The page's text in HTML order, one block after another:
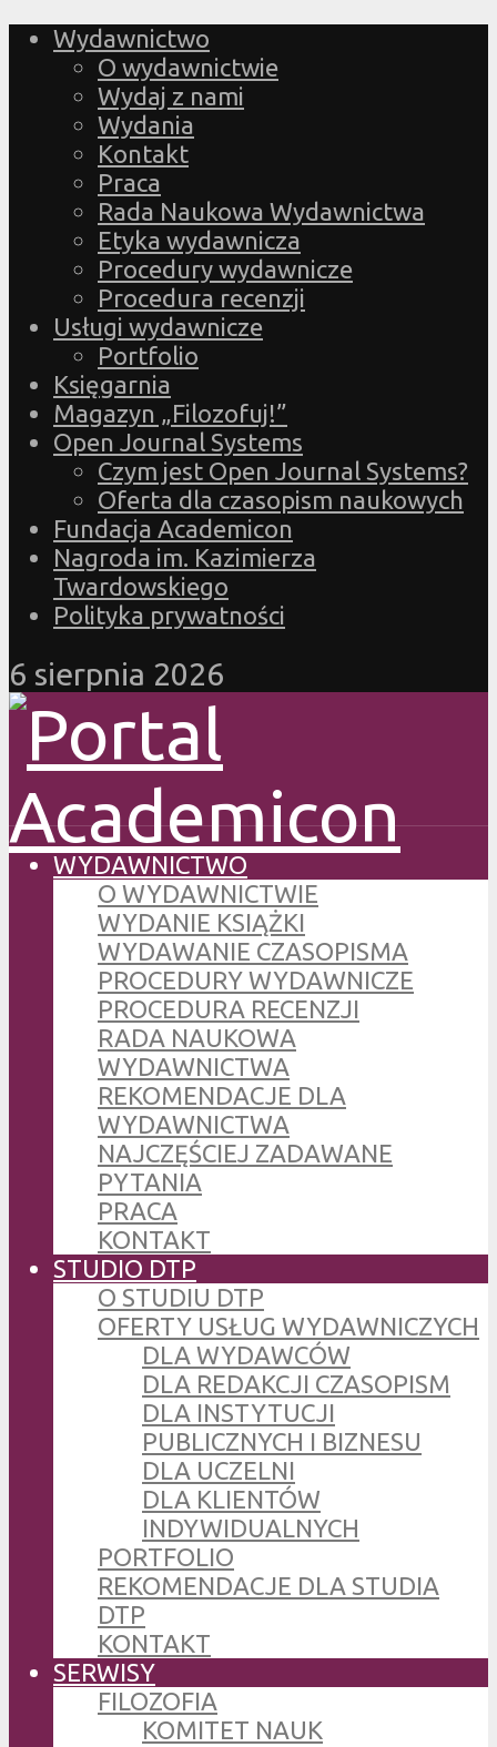
Wydawnictwo
O wydawnictwie
Wydaj z nami
Wydania
Kontakt
Praca
Rada Naukowa Wydawnictwa
Etyka wydawnicza
Procedury wydawnicze
Procedura recenzji
Usługi wydawnicze
Portfolio
Księgarnia
Magazyn „Filozofuj!”
Open Journal Systems
Czym jest Open Journal Systems?
Oferta dla czasopism naukowych
Fundacja Academicon
Nagroda im. Kazimierza
Twardowskiego
Polityka prywatności
6 sierpnia 2026
WYDAWNICTWO
O WYDAWNICTWIE
WYDANIE KSIĄŻKI
WYDAWANIE CZASOPISMA
PROCEDURY WYDAWNICZE
PROCEDURA RECENZJI
RADA NAUKOWA
WYDAWNICTWA
REKOMENDACJE DLA
WYDAWNICTWA
NAJCZĘŚCIEJ ZADAWANE
PYTANIA
PRACA
KONTAKT
STUDIO DTP
O STUDIU DTP
OFERTY USŁUG WYDAWNICZYCH
DLA WYDAWCÓW
DLA REDAKCJI CZASOPISM
DLA INSTYTUCJI
PUBLICZNYCH I BIZNESU
DLA UCZELNI
DLA KLIENTÓW
INDYWIDUALNYCH
PORTFOLIO
REKOMENDACJE DLA STUDIA
DTP
KONTAKT
SERWISY
FILOZOFIA
KOMITET NAUK